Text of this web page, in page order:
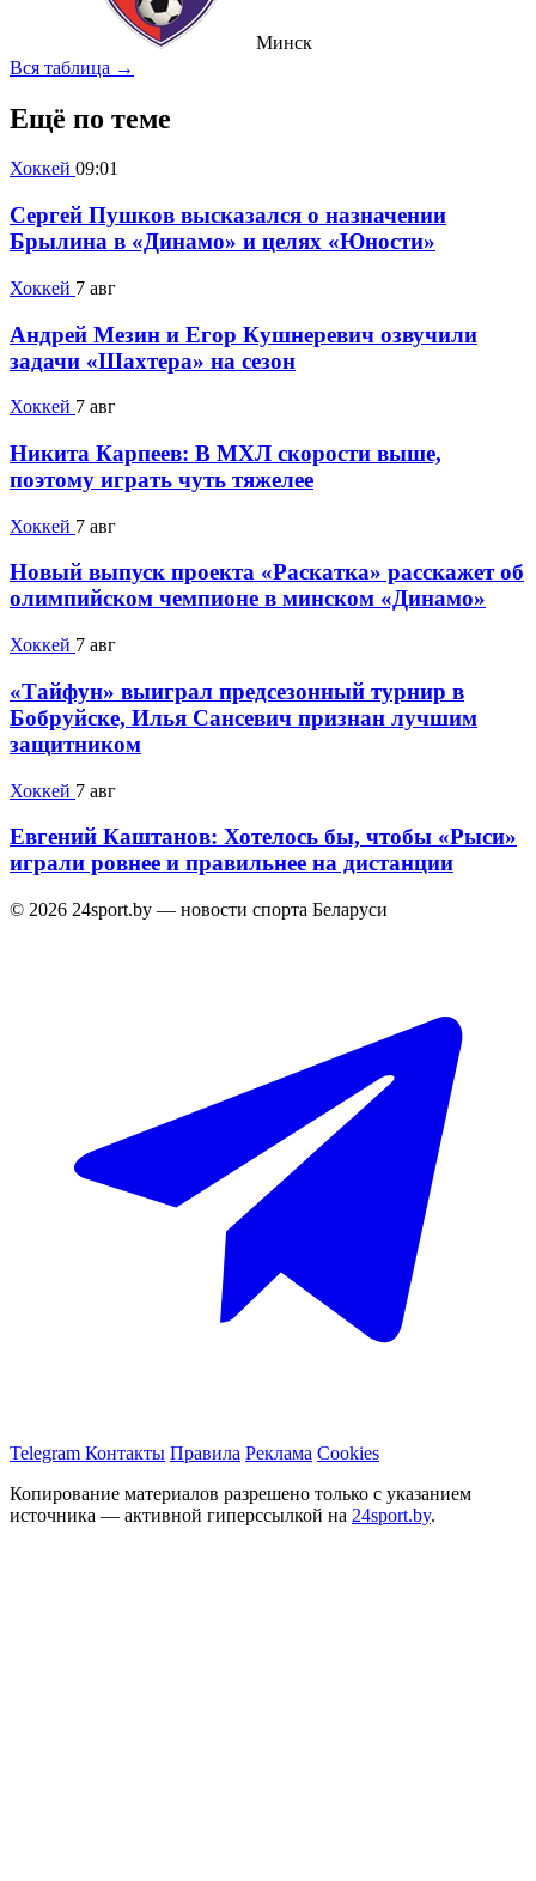
Минск
Вся таблица →
Ещё по теме
Хоккей 09:01
Сергей Пушков высказался о назначении
Брылина в «Динамо» и целях «Юности»
Хоккей 7 авг
Андрей Мезин и Егор Кушнеревич озвучили
задачи «Шахтера» на сезон
Хоккей 7 авг
Никита Карпеев: В МХЛ скорости выше,
поэтому играть чуть тяжелее
Хоккей 7 авг
Новый выпуск проекта «Раскатка» расскажет об
олимпийском чемпионе в минском «Динамо»
Хоккей 7 авг
«Тайфун» выиграл предсезонный турнир в
Бобруйске, Илья Сансевич признан лучшим
защитником
Хоккей 7 авг
Евгений Каштанов: Хотелось бы, чтобы «Рыси»
играли ровнее и правильнее на дистанции
© 2026 24sport.by — новости спорта Беларуси
Telegram Контакты Правила Реклама Cookies
Копирование материалов разрешено только с указанием
источника — активной гиперссылкой на 24sport.by.